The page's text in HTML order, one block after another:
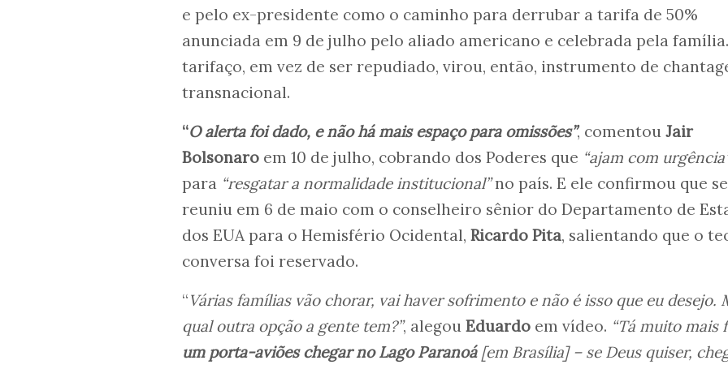
e pelo ex-presidente como o caminho para derrubar a tarifa de 50%
anunciada em 9 de julho pelo aliado americano e celebrada pela
tarifaço, em vez de ser repudiado, virou, então, instrumento de
transnacional.
“O alerta foi dado, e não há mais espaço para omissões”, comentou Jair
Bolsonaro em 10 de julho, cobrando dos Poderes que “ajam com
para “resgatar a normalidade institucional”no país. E ele confirmou que se
reuniu em 6 de maio com o conselheiro sênior do Departamento de
dos EUA para o Hemisfério Ocidental, Ricardo Pita, salientando que o
conversa foi reservado.
“Várias famílias vão chorar, vai haver sofrimento e não é isso que eu desejo.
qual outra opção a gente tem?”, alegou Eduardo em vídeo. “Tá muito mais
um porta-aviões chegar no Lago Paranoá[em Brasília] – se Deus quiser,